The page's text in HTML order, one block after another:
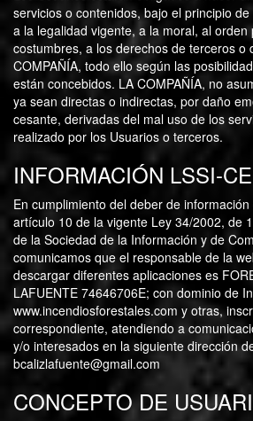
servicios o contenidos, bajo el principio
a la legalidad vigente, a la moral, al
costumbres, a los derechos de terceros o
COMPAÑÍA, todo ello según las
están concebidos. LA COMPAÑÍA, no
ya sean directas o indirectas, por daño
cesante, derivadas del mal uso de los
realizado por los Usuarios o terceros.
INFORMACIÓN LSSI-CE
En cumplimiento del deber de
artículo 10 de la vigente Ley 34/2002, de
de la Sociedad de la Información y de
comunicamos que el responsable de la
descargar diferentes aplicaciones es
LAFUENTE 74646706E; con dominio de
www.incendiosforestales.com y otras,
correspondiente, atendiendo a
y/o interesados en la siguiente dirección
bcalizlafuente@gmail.com
CONCEPTO DE